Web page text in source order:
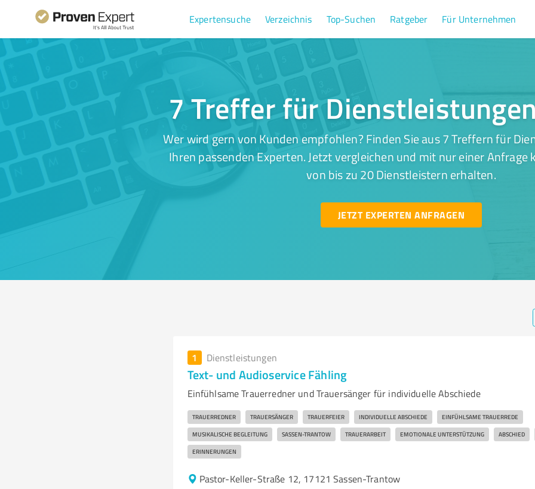
Expertensuche Verzeichnis Top-Suchen Ratgeber Für Unternehmen
7 Treffer für
Wer wird gern von Kunden empfohlen? Finden Sie aus 7 Treffern für
Ihren passenden Experten. Jetzt vergleichen und mit nur einer Anfrage
von bis zu 20 Dienstleistern erhalten.
JETZT EXPERTEN ANFRAGEN
1 Dienstleistungen
Text- und Audioservice Fähling
Einfühlsame Trauerredner und Trauersänger für individuelle Abschiede
TRAUERREDNER TRAUERSÄNGER TRAUERFEIER INDIVIDUELLE ABSCHIEDE EINFÜHLSAME TRAUERREDE
MUSIKALISCHE BEGLEITUNG SASSEN-TRANTOW TRAUERARBEIT EMOTIONALE UNTERSTÜTZUNG ABSCHIED
ERINNERUNGEN
Pastor-Keller-Straße 12, 17121 Sassen-Trantow